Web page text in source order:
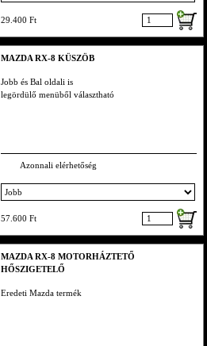
29.400 Ft
MAZDA RX-8 KÜSZÖB
Jobb és Bal oldali is
legördülő menüből választható
Azonnali elérhetőség
57.600 Ft
MAZDA RX-8 MOTORHÁZTETŐ
HŐSZIGETELŐ
Eredeti Mazda termék